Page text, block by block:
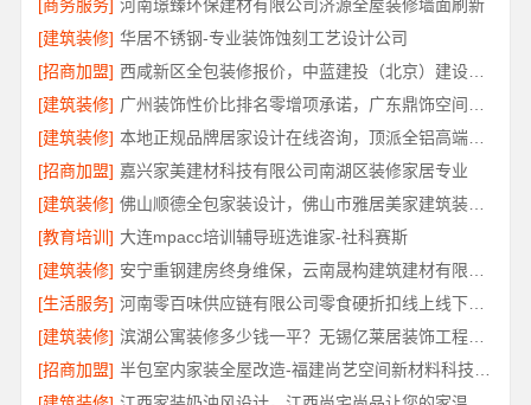
[商务服务] 河南璟臻环保建材有限公司济源全屋装修墙面刷新
[建筑装修] 华居不锈钢-专业装饰蚀刻工艺设计公司
[招商加盟]
西咸新区全包装修报价，中蓝建投（北京）建设有限公司武功分公司透明公正
[建筑装修]
[建筑装修]
本地正规品牌居家设计在线咨询，顶派全铝高端定制
[招商加盟] 嘉兴家美建材科技有限公司南湖区装修家居专业
[建筑装修]
佛山顺德全包家装设计，佛山市雅居美家建筑装饰工程有限公司
[教育培训] 大连mpacc培训辅导班选谁家-社科赛斯
[建筑装修]
[生活服务]
河南零百味供应链有限公司零食硬折扣线上线下联动
[建筑装修]
滨湖公寓装修多少钱一平？无锡亿莱居装饰工程材料有限公司报价透明
[招商加盟]